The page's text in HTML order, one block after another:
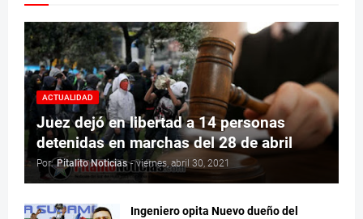
ACTUALIDAD
Juez dejó en libertad a 14 personas
detenidas en marchas del 28 de abril
Por: Pitalito Noticias - viernes, abril 30, 2021
Ingeniero opita Nuevo dueño del